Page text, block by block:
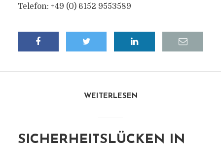
Telefon: +49 (0) 6152 9553589
WEITERLESEN
SICHERHEITSLÜCKEN IN